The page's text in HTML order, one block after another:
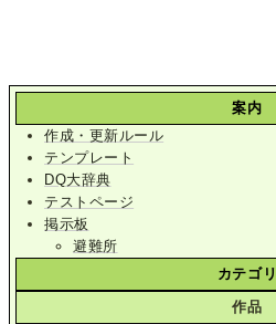
案内
作成・更新ルール
テンプレート
DQ大辞典
テストページ
掲示板
避難所
カテゴリ
作品